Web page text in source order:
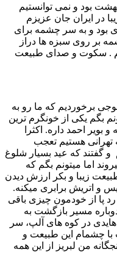
بود و نمی توانستیم
در ایران جان عزیزم
بود و به سر چشمه برای
بر روی سبزه ها دراز
. سکوت و صدای طبیعت
برخوردیم که ما رو به
بگم یکی از خونگرم ترین
بویر احمد داره. اکثرا
هستیم تعجب
و گفتند که عید بسیار شلوغ
اما میتونم بگم که
زیبا و بکر ارزش دیدن
و اتریش برابری میکنه.
پا از خودمون چیزی باقی
مسیر بازگشت به
در کوه های آلپ، سر
با چشمام این طبیعت و
من لبریز از این همه